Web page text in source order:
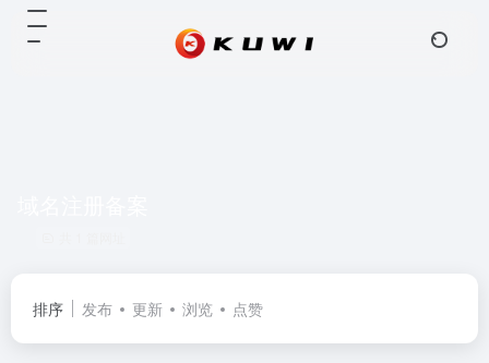
排序 发布 更新 浏览 点赞